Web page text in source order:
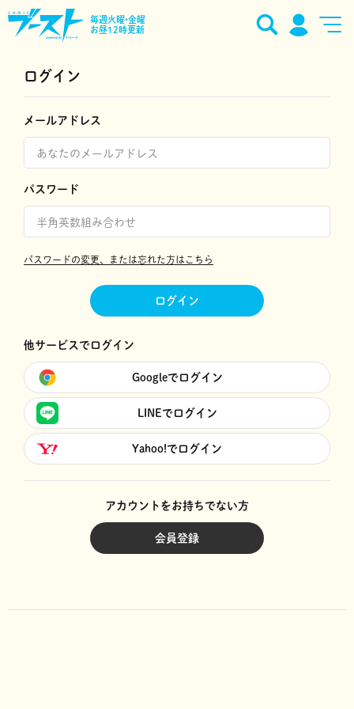
毎週火曜•金曜
お昼12時更新
ログイン
メールアドレス
パスワード
パスワードの変更、または忘れた方はこちら
ログイン
他サービスでログイン
Googleでログイン
LINEでログイン
Yahoo!でログイン
アカウントをお持ちでない方
会員登録